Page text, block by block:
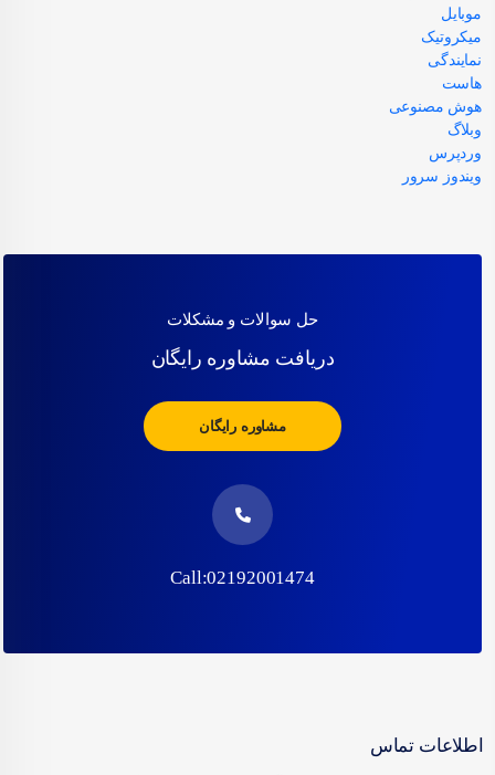
موبایل
میکروتیک
نمایندگی
هاست
هوش مصنوعی
وبلاگ
وردپرس
ویندوز سرور
حل سوالات و مشکلات
دریافت مشاوره رایگان
مشاوره رایگان
Call:02192001474
اطلاعات تماس